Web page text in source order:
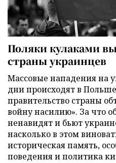
Поляки кулаками
страны украинцев
Массовые нападения на
дни происходят в
правительство страны
войну насилию». За что
ненавидят и бьют
насколько в этом
историческая память,
поведения и политика